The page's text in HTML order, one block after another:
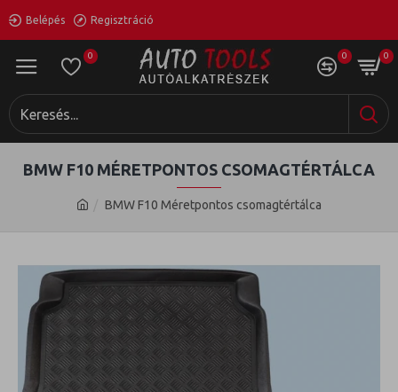
Belépés Regisztráció
0 0 0
BMW F10 Méretpontos csomagtértálca
BMW F10 MÉRETPONTOS CSOMAGTÉRTÁLCA